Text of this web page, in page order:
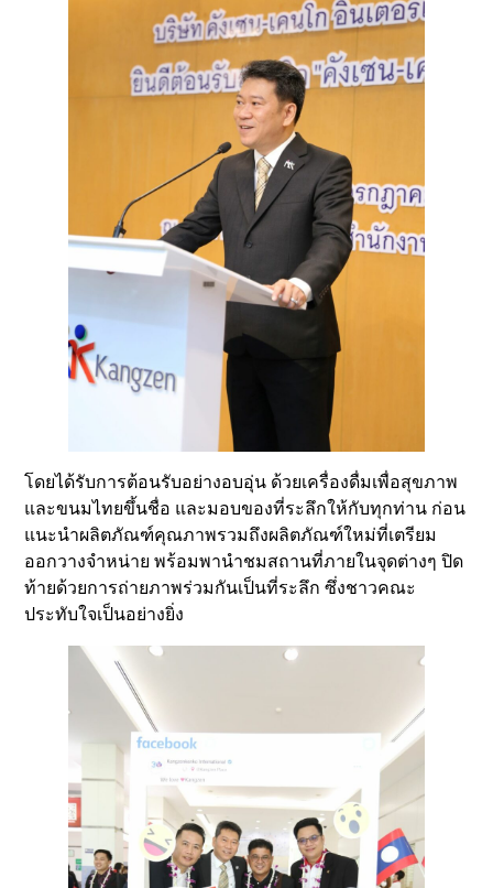
โดยได้รับการต้อนรับอย่างอบอุ่น ด้วยเครื่องดื่มเพื่อสุขภาพ
และขนมไทยขึ้นชื่อ และมอบของที่ระลึกให้กับทุกท่าน ก่อน
แนะนำผลิตภัณฑ์คุณภาพรวมถึงผลิตภัณฑ์ใหม่ที่เตรียม
ออกวางจำหน่าย พร้อมพานำชมสถานที่ภายในจุดต่างๆ ปิด
ท้ายด้วยการถ่ายภาพร่วมกันเป็นที่ระลึก ซึ่งชาวคณะ
ประทับใจเป็นอย่างยิ่ง